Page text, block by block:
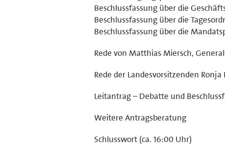
Beschlussfassung über die
Beschlussfassung über die
Beschlussfassung über die
Rede von Matthias Miersch,
Rede der Landesvorsitzenden
Leitantrag – Debatte und
Weitere Antragsberatung
Schlusswort (ca. 16:00 Uhr)